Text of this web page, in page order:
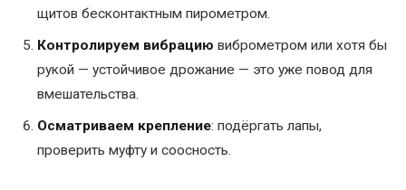
щитов бесконтактным пирометром.
Контролируем вибрацию виброметром или хотя бы
рукой — устойчивое дрожание — это уже повод для
вмешательства.
Осматриваем крепление: подёргать лапы,
проверить муфту и соосность.